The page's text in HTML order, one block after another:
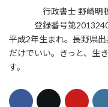
行政書士 野崎明
登録番号第
平成2年生まれ。長野県
だけでいい。きっと、生
す。